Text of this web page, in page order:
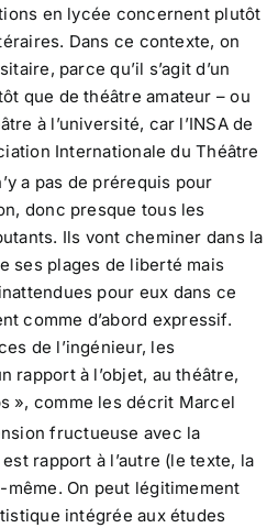
en lycée concernent plutôt
Dans ce contexte, on
parce qu’il s’agit d’un
que de théâtre amateur – ou
à l’université, car l’INSA de
Internationale du Théâtre
a pas de prérequis pour
donc presque tous les
Ils vont cheminer dans la
ses plages de liberté mais
pour eux dans ce
comme d’abord expressif.
de l’ingénieur, les
rapport à l’objet, au théâtre,
», comme les décrit Marcel
fructueuse avec la
rapport à l’autre (le texte, la
On peut légitimement
intégrée aux études